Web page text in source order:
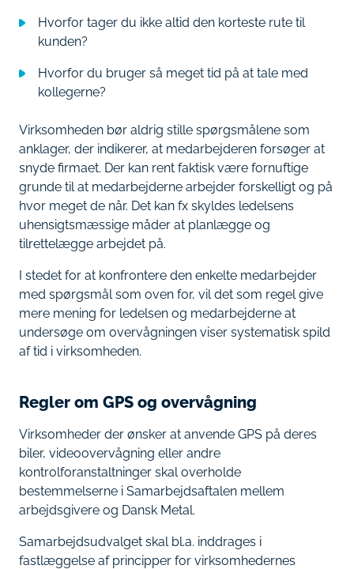
Hvorfor tager du ikke altid den korteste rute til
kunden?
Hvorfor du bruger så meget tid på at tale med
kollegerne?
Virksomheden bør aldrig stille spørgsmålene som
anklager, der indikerer, at medarbejderen forsøger at
snyde firmaet. Der kan rent faktisk være fornuftige
grunde til at medarbejderne arbejder forskelligt og på
hvor meget de når. Det kan fx skyldes ledelsens
uhensigtsmæssige måder at planlægge og
tilrettelægge arbejdet på.
I stedet for at konfrontere den enkelte medarbejder
med spørgsmål som oven for, vil det som regel give
mere mening for ledelsen og medarbejderne at
undersøge om overvågningen viser systematisk spild
af tid i virksomheden.
Regler om GPS og overvågning
Virksomheder der ønsker at anvende GPS på deres
biler, videoovervågning eller andre
kontrolforanstaltninger skal overholde
bestemmelserne i Samarbejdsaftalen mellem
arbejdsgivere og Dansk Metal.
Samarbejdsudvalget skal bl.a. inddrages i
fastlæggelse af principper for virksomhedernes